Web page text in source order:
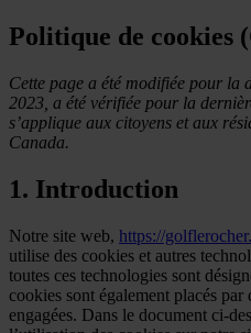
Politique de cookies
Cette page a été modifiée pour la
2023, a été vérifiée pour la
s’applique aux citoyens et aux
Canada.
1. Introduction
Notre site web, https://
utilise des cookies et autres
toutes ces technologies sont
cookies sont également placés
engagées. Dans le document ci-